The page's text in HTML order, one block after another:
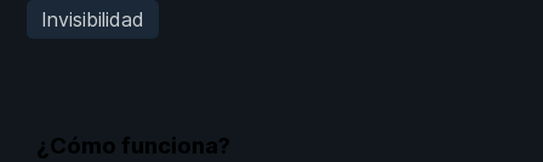
Invisibilidad
¿Cómo funciona?